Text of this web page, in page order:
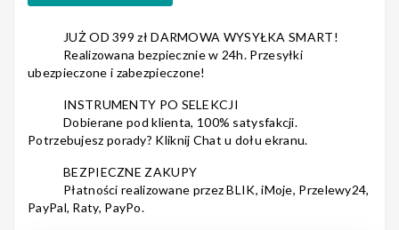
Kursy/Szkolenia
Prezenty
JUŻ OD 399 zł DARMOWA WYSYŁKA SMART!
Realizowana bezpiecznie w 24h. Przesyłki
ubezpieczone i zabezpieczone!
INSTRUMENTY PO SELEKCJI
Dobierane pod klienta, 100% satysfakcji.
Potrzebujesz porady? Kliknij Chat u dołu ekranu.
BEZPIECZNE ZAKUPY
Płatności realizowane przez BLIK, iMoje, Przelewy24,
PayPal, Raty, PayPo.